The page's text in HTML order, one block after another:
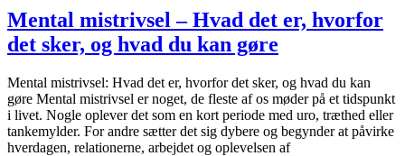
Mental mistrivsel – Hvad det er, hvorfor
det sker, og hvad du kan gøre
Mental mistrivsel: Hvad det er, hvorfor det sker, og hvad du kan
gøre Mental mistrivsel er noget, de fleste af os møder på et tidspunkt
i livet. Nogle oplever det som en kort periode med uro, træthed eller
tankemylder. For andre sætter det sig dybere og begynder at påvirke
hverdagen, relationerne, arbejdet og oplevelsen af